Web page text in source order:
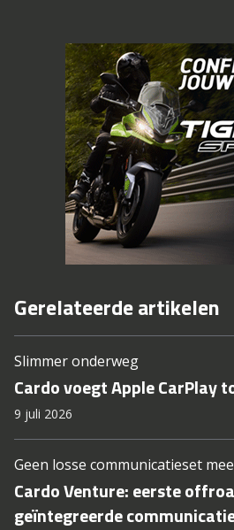
Gerelateerde artikelen
Slimmer onderweg
Cardo voegt Apple CarPlay
9 juli 2026
Geen losse communicatieset
Cardo Venture: eerste
geïntegreerde